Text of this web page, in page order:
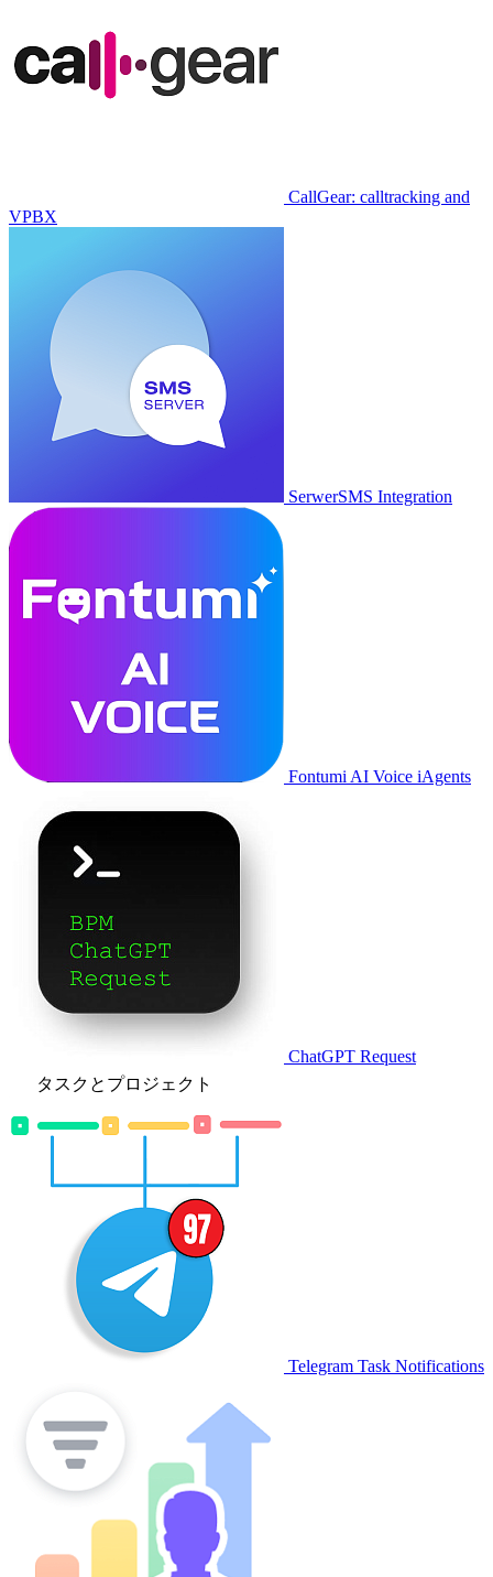
CallGear: calltracking and
VPBX
SerwerSMS Integration
Fontumi AI Voice iAgents
ChatGPT Request
タスクとプロジェクト
Telegram Task Notifications